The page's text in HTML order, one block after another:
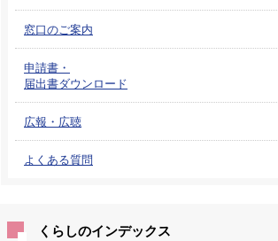
窓口のご案内
申請書・
届出書ダウンロード
広報・広聴
よくある質問
くらしのインデックス